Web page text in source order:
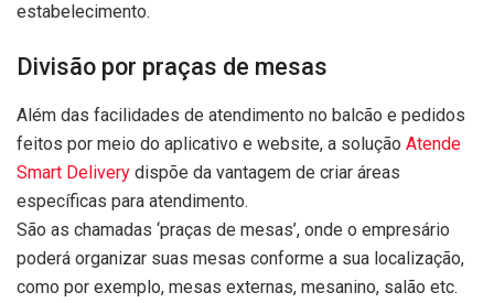
estabelecimento.
Divisão por praças de mesas
Além das facilidades de atendimento no balcão e pedidos
feitos por meio do aplicativo e website, a solução Atende
Smart Delivery dispõe da vantagem de criar áreas
específicas para atendimento.
São as chamadas ‘praças de mesas’, onde o empresário
poderá organizar suas mesas conforme a sua localização,
como por exemplo, mesas externas, mesanino, salão etc.